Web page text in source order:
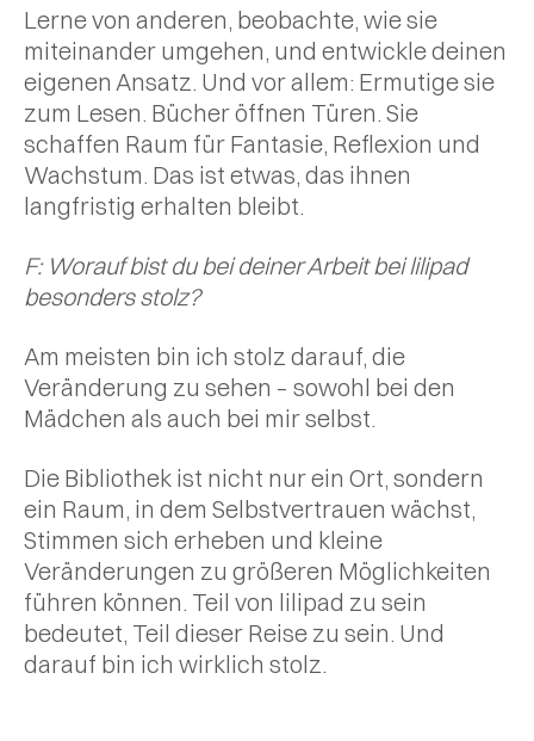
Lerne von anderen, beobachte, wie sie
miteinander umgehen, und entwickle deinen
eigenen Ansatz. Und vor allem: Ermutige sie
zum Lesen. Bücher öffnen Türen. Sie
schaffen Raum für Fantasie, Reflexion und
Wachstum. Das ist etwas, das ihnen
langfristig erhalten bleibt.
F: Worauf bist du bei deiner Arbeit bei lilipad
besonders stolz?
Am meisten bin ich stolz darauf, die
Veränderung zu sehen – sowohl bei den
Mädchen als auch bei mir selbst.
Die Bibliothek ist nicht nur ein Ort, sondern
ein Raum, in dem Selbstvertrauen wächst,
Stimmen sich erheben und kleine
Veränderungen zu größeren Möglichkeiten
führen können. Teil von lilipad zu sein
bedeutet, Teil dieser Reise zu sein. Und
darauf bin ich wirklich stolz.